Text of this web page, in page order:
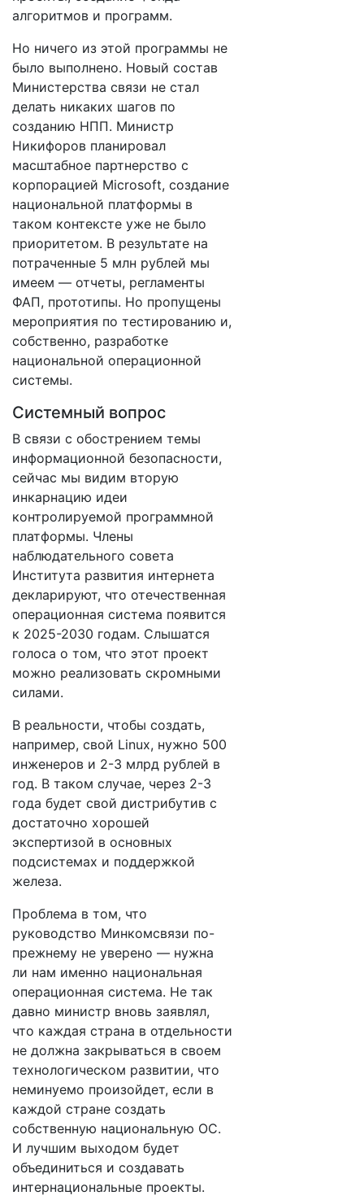
алгоритмов и программ.
Но ничего из этой программы не
было выполнено. Новый состав
Министерства связи не стал
делать никаких шагов по
созданию НПП. Министр
Никифоров планировал
масштабное партнерство с
корпорацией Microsoft, создание
национальной платформы в
таком контексте уже не было
приоритетом. В результате на
потраченные 5 млн рублей мы
имеем — отчеты, регламенты
ФАП, прототипы. Но пропущены
мероприятия по тестированию и,
собственно, разработке
национальной операционной
системы.
Системный вопрос
В связи с обострением темы
информационной безопасности,
сейчас мы видим вторую
инкарнацию идеи
контролируемой программной
платформы. Члены
наблюдательного совета
Института развития интернета
декларируют, что отечественная
операционная система появится
к 2025-2030 годам. Слышатся
голоса о том, что этот проект
можно реализовать скромными
силами.
В реальности, чтобы создать,
например, свой Linux, нужно 500
инженеров и 2-3 млрд рублей в
год. В таком случае, через 2-3
года будет свой дистрибутив с
достаточно хорошей
экспертизой в основных
подсистемах и поддержкой
железа.
Проблема в том, что
руководство Минкомсвязи по-
прежнему не уверено — нужна
ли нам именно национальная
операционная система. Не так
давно министр вновь заявлял,
что каждая страна в отдельности
не должна закрываться в своем
технологическом развитии, что
неминуемо произойдет, если в
каждой стране создать
собственную национальную ОС.
И лучшим выходом будет
объединиться и создавать
интернациональные проекты.